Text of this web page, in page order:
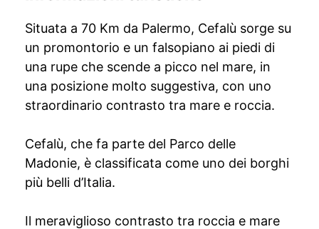
Situata a 70 Km da Palermo, Cefalù sorge su
un promontorio e un falsopiano ai piedi di
una rupe che scende a picco nel mare, in
una posizione molto suggestiva, con uno
straordinario contrasto tra mare e roccia.
Cefalù, che fa parte del Parco delle
Madonie, è classificata come uno dei borghi
più belli d’Italia.
Il meraviglioso contrasto tra roccia e mare